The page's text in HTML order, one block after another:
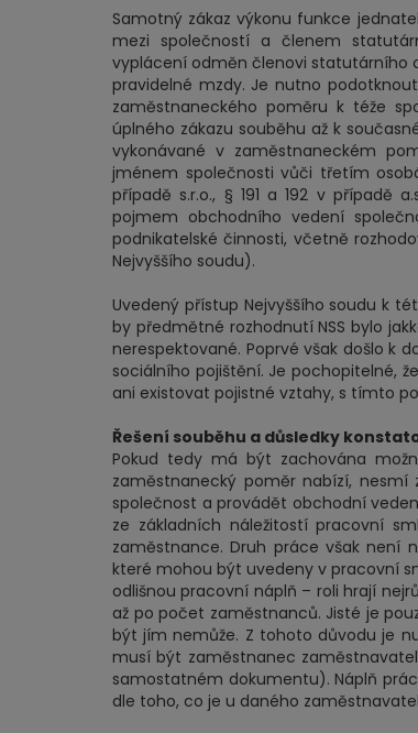
Samotný zákaz výkonu funkce
mezi společností a členem
vyplácení odměn členovi statutárního
pravidelné mzdy. Je nutno
zaměstnaneckého poměru k téže
úplného zákazu souběhu až k
vykonávané v zaměstnaneckém
jménem společnosti vůči třetím
případě s.r.o., § 191 a 192 v případě
pojmem obchodního vedení
podnikatelské činnosti, včetně
Nejvyššího soudu).
Uvedený přístup Nejvyššího soudu k
by předmětné rozhodnutí NSS bylo
nerespektované. Poprvé však došlo k
sociálního pojištění. Je pochopitelné,
ani existovat pojistné vztahy, s tímto
Řešení souběhu a důsledky
Pokud tedy má být zachována
zaměstnanecký poměr nabízí,
společnost a provádět obchodní
ze základních náležitostí pracovní
zaměstnance. Druh práce však není
které mohou být uvedeny v pracovní
odlišnou pracovní náplň – roli hrají
až po počet zaměstnanců. Jisté je
být jím nemůže. Z tohoto důvodu je
musí být zaměstnanec
samostatném dokumentu). Náplň
dle toho, co je u daného